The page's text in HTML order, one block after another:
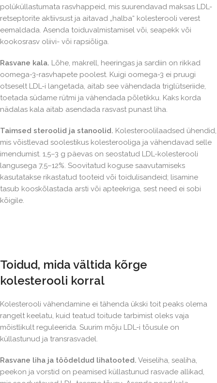
polüküllastumata rasvhappeid, mis suurendavad maksas LDL-
retseptorite aktiivsust ja aitavad „halba“ kolesterooli verest
eemaldada. Asenda toiduvalmistamisel või, seapekk või
kookosrasv oliivi- või rapsiõliga.
Rasvane kala. Lõhe, makrell, heeringas ja sardiin on rikkad
oomega-3-rasvhapete poolest. Kuigi oomega-3 ei pruugi
otseselt LDL-i langetada, aitab see vähendada triglütseriide,
toetada südame rütmi ja vähendada põletikku. Kaks korda
nädalas kala aitab asendada rasvast punast liha.
Taimsed steroolid ja stanoolid. Kolesteroolilaadsed ühendid,
mis võistlevad soolestikus kolesterooliga ja vähendavad selle
imendumist. 1,5–3 g päevas on seostatud LDL-kolesterooli
langusega 7,5–12%. Soovitatud koguse saavutamiseks
kasutatakse rikastatud tooteid või toidulisandeid; lisamine
tasub kooskõlastada arsti või apteekriga, sest need ei sobi
kõigile.
Toidud, mida vältida kõrge
kolesterooli korral
Kolesterooli vähendamine ei tähenda ükski toit peaks olema
rangelt keelatu, kuid teatud toitude tarbimist oleks vaja
mõistlikult reguleerida. Suurim mõju LDL-i tõusule on
küllastunud ja transrasvadel.
Rasvane liha ja töödeldud lihatooted. Veiseliha, sealiha,
peekon ja vorstid on peamised küllastunud rasvade allikad,